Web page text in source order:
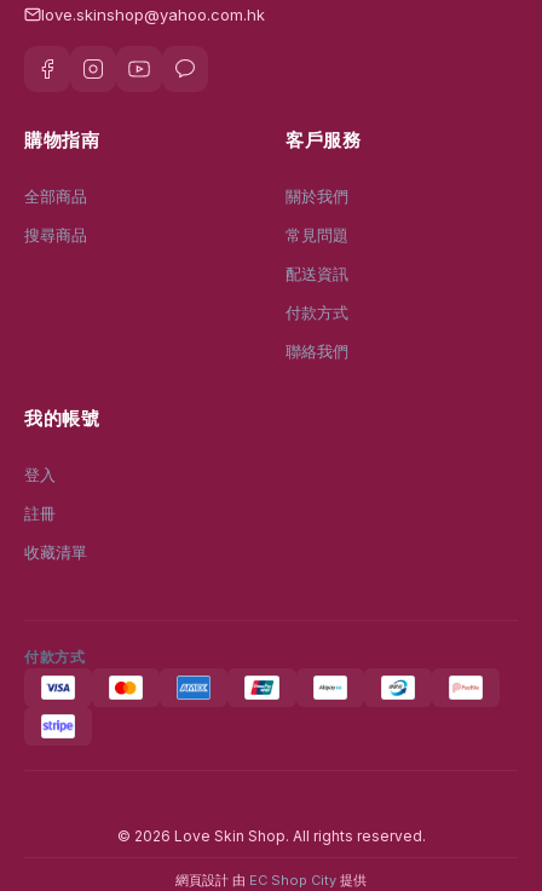
love.skinshop@yahoo.com.hk
購物指南
全部商品
搜尋商品
客戶服務
關於我們
常見問題
配送資訊
付款方式
聯絡我們
我的帳號
登入
註冊
收藏清單
付款方式
© 2026 Love Skin Shop. All rights reserved.
網頁設計 由 EC Shop City 提供